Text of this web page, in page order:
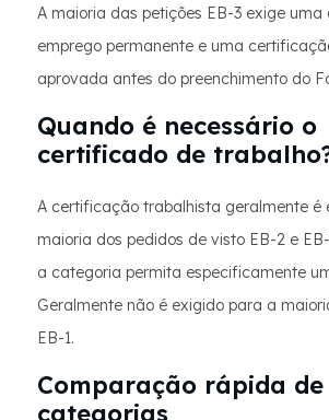
A maioria das petições EB-3 exige uma
emprego permanente e uma
aprovada antes do preenchimento do
Quando é necessário o
certificado de
A certificação trabalhista geralmente é
maioria dos pedidos de visto EB-2 e
a categoria permita especificamente
Geralmente não é exigido para a
EB-1.
Comparação rápida de
categorias